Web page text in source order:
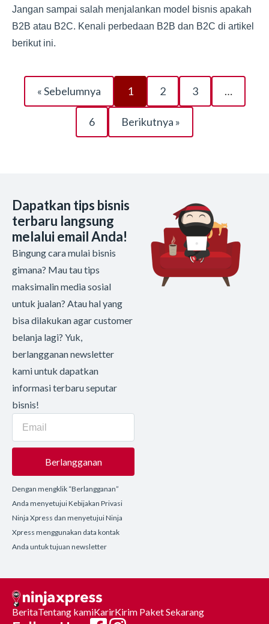
Jangan sampai salah menjalankan model bisnis apakah
B2B atau B2C. Kenali perbedaan B2B dan B2C di artikel
berikut ini.
« Sebelumnya 1 2 3 …
6 Berikutnya »
Dapatkan tips bisnis
terbaru langsung
melalui email Anda!
Bingung cara mulai bisnis
gimana? Mau tau tips
maksimalin media sosial
untuk jualan? Atau hal yang
bisa dilakukan agar customer
belanja lagi? Yuk,
berlangganan newsletter
kami untuk dapatkan
informasi terbaru seputar
bisnis!
Berlangganan
Dengan mengklik “Berlangganan”
Anda menyetujui Kebijakan Privasi
Ninja Xpress dan menyetujui Ninja
Xpress menggunakan data kontak
Anda untuk tujuan newsletter
BeritaTentang kamiKarirKirim Paket Sekarang